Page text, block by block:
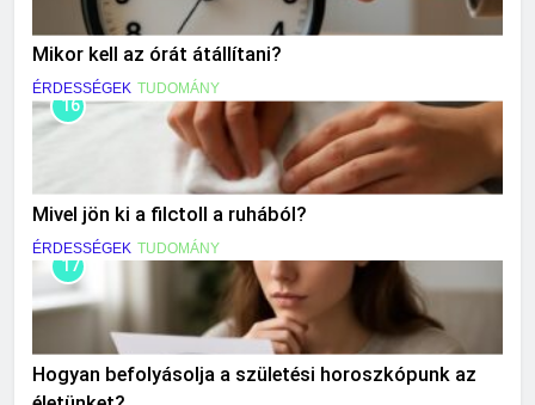
Mikor kell az órát átállítani?
ÉRDESSÉGEK TUDOMÁNY
16
Mivel jön ki a filctoll a ruhából?
ÉRDESSÉGEK TUDOMÁNY
17
Hogyan befolyásolja a születési horoszkópunk az